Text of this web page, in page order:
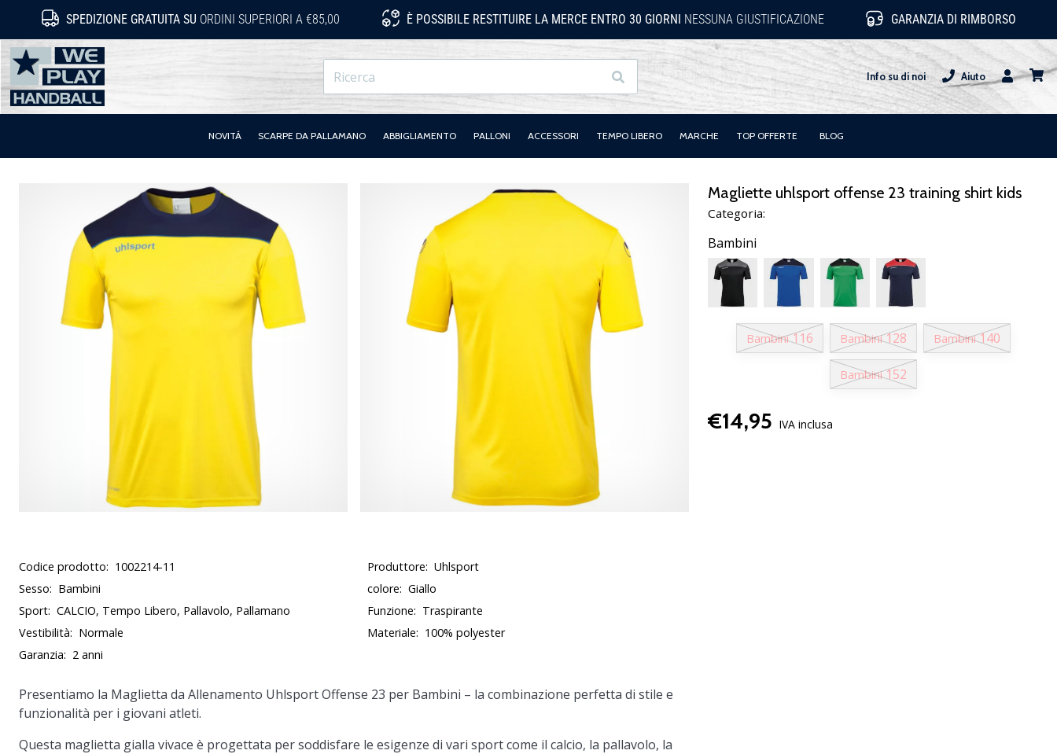
SPEDIZIONE GRATUITA SU ORDINI SUPERIORI A €85,00 È POSSIBILE RESTITUIRE LA MERCE ENTRO 30 GIORNI NESSUNA GIUSTIFICAZIONE GARANZIA DI RIMBORSO
WePlayHandball.it
Ricerca Info su di noi
Aiuto
Utente
NOVITÁ SCARPE DA PALLAMANO ABBIGLIAMENTO PALLONI ACCESSORI TEMPO LIBERO MARCHE TOP OFFERTE BLOG
Magliette uhlsport offense 23 training shirt kids
Categoria:
Bambini
Bambini 116 Bambini 128 Bambini 140
Bambini 152
€14,95 IVA inclusa
Codice prodotto: 1002214-11 Produttore: Uhlsport
Sesso: Bambini colore: Giallo
Sport: CALCIO, Tempo Libero, Pallavolo, Pallamano Funzione: Traspirante
Vestibilità: Normale Materiale: 100% polyester
Garanzia: 2 anni
Presentiamo la Maglietta da Allenamento Uhlsport Offense 23 per Bambini – la combinazione perfetta di stile e
funzionalità per i giovani atleti.
Questa maglietta gialla vivace è progettata per soddisfare le esigenze di vari sport come il calcio, la pallavolo, la